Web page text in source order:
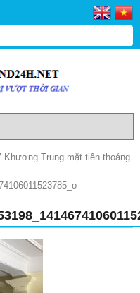
Khương Trung mặt tiền thoáng